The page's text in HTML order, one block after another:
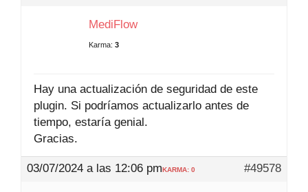
MediFlow
Karma: 3
Hay una actualización de seguridad de este
plugin. Si podríamos actualizarlo antes de
tiempo, estaría genial.
Gracias.
03/07/2024 a las 12:06 pm #49578
KARMA: 0